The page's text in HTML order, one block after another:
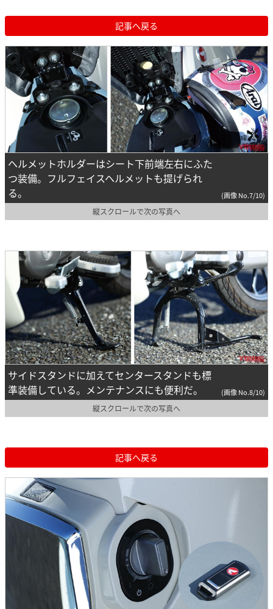
記事へ戻る
ヘルメットホルダーはシート下前端左右にふた
つ装備。フルフェイスヘルメットも提げられ
る。
(画像 No.7/10)
縦スクロールで次の写真へ
サイドスタンドに加えてセンタースタンドも標
準装備している。メンテナンスにも便利だ。
(画像 No.8/10)
縦スクロールで次の写真へ
記事へ戻る